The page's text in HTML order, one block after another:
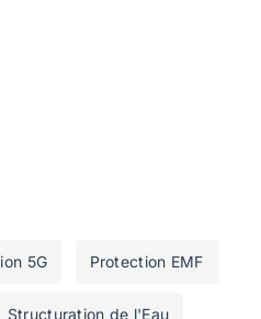
5G Protection EMF
Structuration de l'Eau